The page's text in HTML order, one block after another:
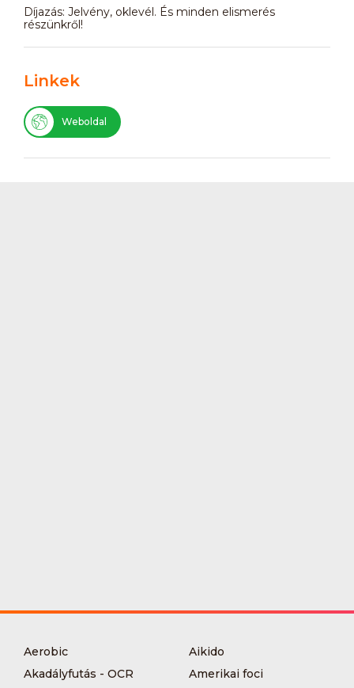
Díjazás: Jelvény, oklevél. És minden elismerés
részünkről!
Linkek
Weboldal
Aerobic
Aikido
Akadályfutás - OCR
Amerikai foci